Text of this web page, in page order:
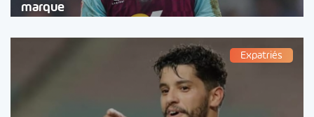
marque
Expatriés